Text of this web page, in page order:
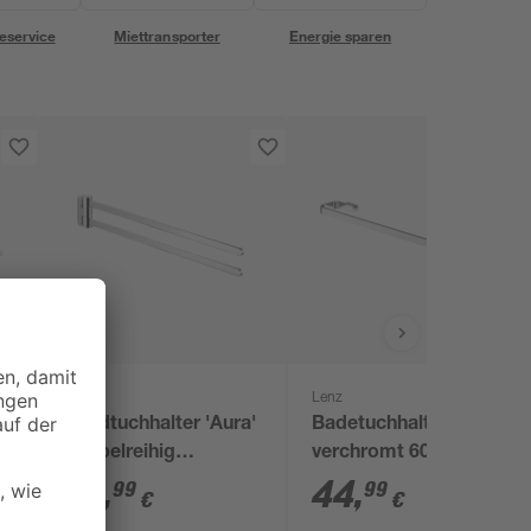
Miettransporter Energie sparen
Handtuchhalter 'Aura'
doppelreihig
verchromt 43 cm
,99 €
Lenz
Badetuchhalter 'Aura'
verchromt 60 cm
44,99 €